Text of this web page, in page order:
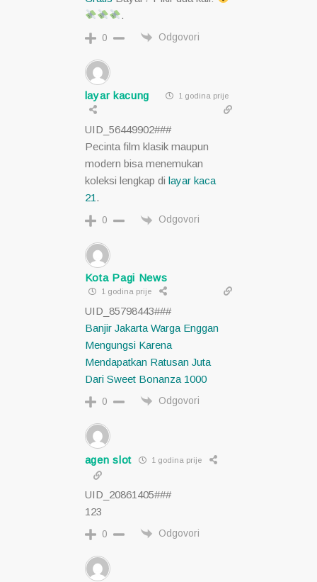
.
0 Odgovori
layar kacung 1 godina prije
UID_56449902###
Pecinta film klasik maupun
modern bisa menemukan
koleksi lengkap di layar kaca
21.
0 Odgovori
Kota Pagi News
1 godina prije
UID_85798443###
Banjir Jakarta Warga Enggan
Mengungsi Karena
Mendapatkan Ratusan Juta
Dari Sweet Bonanza 1000
0 Odgovori
agen slot 1 godina prije
UID_20861405###
123
0 Odgovori